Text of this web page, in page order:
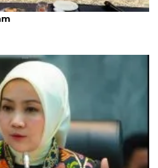
DPR bahas stabilitas politik